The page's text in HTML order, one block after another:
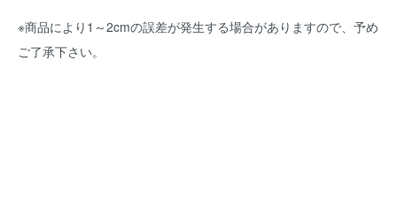
※商品により1～2cmの誤差が発生する場合がありますので、予め
ご了承下さい。